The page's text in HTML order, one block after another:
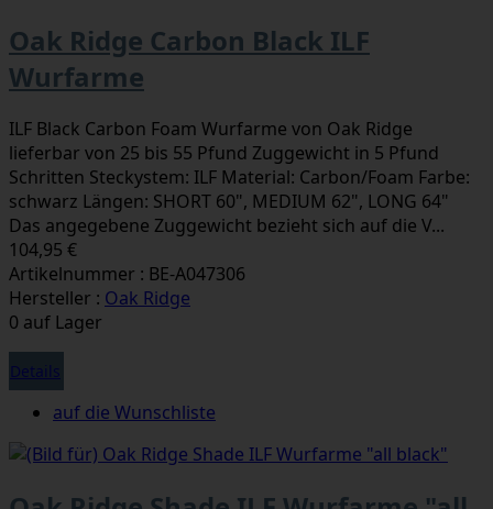
Oak Ridge Carbon Black ILF
Wurfarme
ILF Black Carbon Foam Wurfarme von Oak Ridge
lieferbar von 25 bis 55 Pfund Zuggewicht in 5 Pfund
Schritten Steckystem: ILF Material: Carbon/Foam Farbe:
schwarz Längen: SHORT 60", MEDIUM 62", LONG 64"
Das angegebene Zuggewicht bezieht sich auf die V...
104,95 €
Artikelnummer : BE-A047306
Hersteller : Oak Ridge
0 auf Lager
Details
auf die Wunschliste